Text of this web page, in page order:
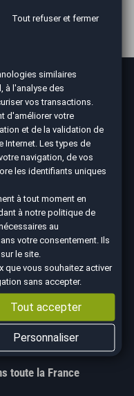
savoir plus
concept
CGV
sanitaires
légales
Données personnelles
Google
toute la France
Tout refuser et fermer
similaires
à l'analyse des
vos transactions.
d'améliorer votre
et de la validation de
Internet. Les types de
navigation, de vos
les identifiants uniques
à tout moment en
à notrepolitique de
au
votre consentement. Ils
le site.
que vous souhaitez activer
sans accepter.
Tout accepter
Personnaliser